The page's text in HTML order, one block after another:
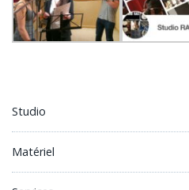
Studio
Matériel